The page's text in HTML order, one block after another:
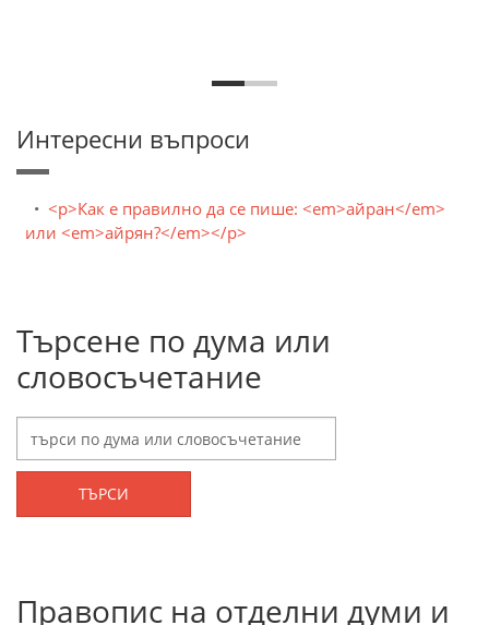
Интересни въпроси
<p>Как е правилно да се пише: <em>айран</em>
или <em>айрян?</em></p>
Търсене по дума или
словосъчетание
ТЪРСИ
Правопис на отделни думи и